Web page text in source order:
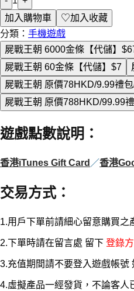
加入購物車
♡加入收藏
分類： 手機遊戲
屍戰王朝 6000金條【代儲】
屍戰王朝 60金條【代儲】 $7
屍戰王朝 原價78HKD/9.99禮
屍戰王朝 原價788HKD/99.99
遊戲點數說明 ：
香港iTunes Gift Card ／香港
交易方式：
1.用戶下單前請細心留意購買之
2.下單時請在留言處 留下 登錄
3.充值期間請不要登入遊戲帳號
4.虛擬產品一經發貨，不論客人